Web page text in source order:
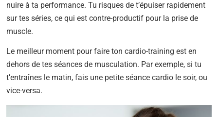
nuire à ta performance. Tu risques de t’épuiser rapidement
sur tes séries, ce qui est contre-productif pour la prise de
muscle.
Le meilleur moment pour faire ton cardio-training est en
dehors de tes séances de musculation. Par exemple, si tu
t’entraînes le matin, fais une petite séance cardio le soir, ou
vice-versa.